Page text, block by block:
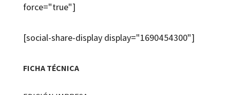
force="true"]
[social-share-display display="1690454300"]
FICHA TÉCNICA